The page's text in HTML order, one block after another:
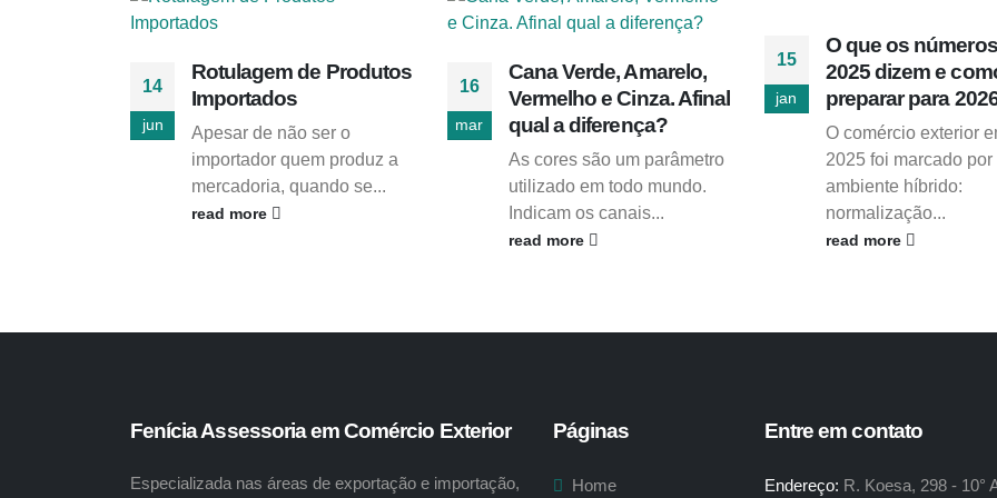
14
jun
Rotulagem de Produtos
Importados
Apesar de não ser o
importador quem produz a
mercadoria, quando se...
read more
16
mar
Cana Verde, Amarelo,
Vermelho e Cinza. Afinal
qual a diferença?
As cores são um parâmetro
utilizado em todo mundo.
Indicam os canais...
read more
15
jan
O que os
2025 dizem e
preparar para
O comércio exterior
2025 foi marcado por
ambiente híbrido:
normalização...
read more
Fenícia Assessoria em Comércio Exterior
Especializada nas áreas de exportação e importação,
Páginas
Home
Entre em contato
Endereço: R. Koesa, 298 - 10°